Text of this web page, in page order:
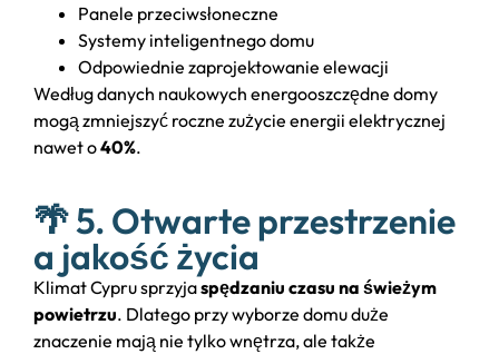
Panele przeciwsłoneczne
Systemy inteligentnego domu
Odpowiednie zaprojektowanie elewacji
Według danych naukowych energooszczędne domy
mogą zmniejszyć roczne zużycie energii elektrycznej
nawet o40%.
🌴 5. Otwarte przestrzenie
a jakość życia
Klimat Cypru sprzyjaspędzaniu czasu na świeżym
powietrzu. Dlatego przy wyborze domu duże
znaczenie mają nie tylko wnętrza, ale także